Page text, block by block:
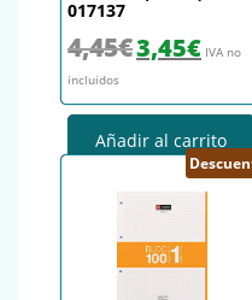
017137
4,45€ El precio original
3,45€El
IVA no
incluidos
Añadir al carrito